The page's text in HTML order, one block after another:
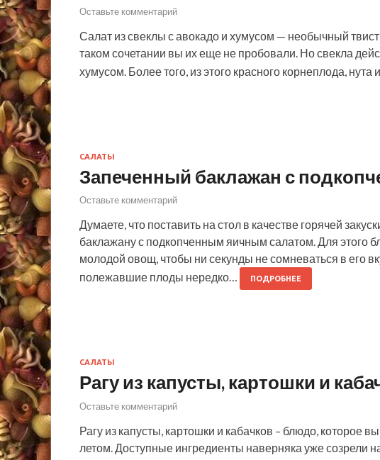
Оставьте комментарий
Салат из свеклы с авокадо и хумусом — необычный
таком сочетании вы их еще не пробовали. Но свекла
хумусом. Более того, из этого красного корнеплода, нута
САЛАТЫ
Запеченный баклажан с
Оставьте комментарий
Думаете, что поставить на стол в качестве горячей
баклажану с подкопченным яичным салатом. Для этого
молодой овощ, чтобы ни секунды не сомневаться в его
полежавшие плоды нередко…
ПОДРОБНЕЕ
САЛАТЫ
Рагу из капусты, картошки и
Оставьте комментарий
Рагу из капусты, картошки и кабачков – блюдо, которое
летом. Доступные ингредиенты наверняка уже созрели